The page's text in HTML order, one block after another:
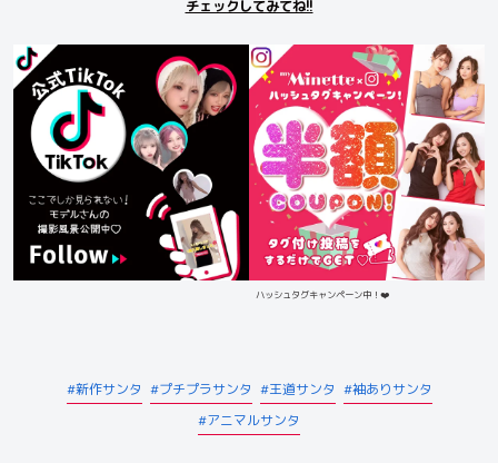
チェックしてみてね!!
ハッシュタグキャンペーン中！❤️
新作サンタ プチプラサンタ 王道サンタ
袖ありサンタ
アニマルサンタ